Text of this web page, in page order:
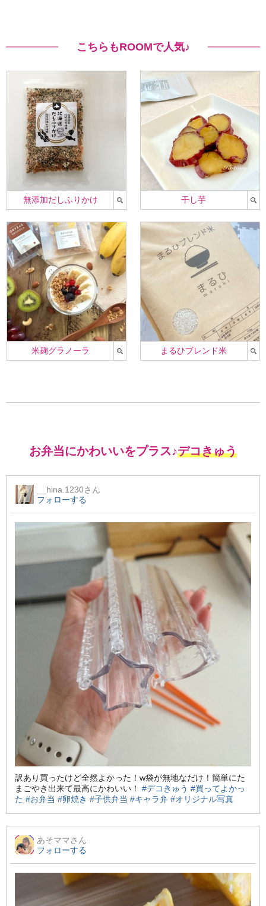
こちらもROOMで人気♪
無添加だしふりかけ 干し芋
米麹グラノーラ まるひブレンド米
お弁当にかわいいをプラス♪デコきゅう
__hina.1230さん
フォローする
訳あり買ったけど全然よかった！w袋が無地なだけ！簡単にた
まごやき出来て最高にかわいい！ #デコきゅう #買ってよかっ
た #お弁当 #卵焼き #子供弁当 #キャラ弁 #オリジナル写真
あそママさん
フォローする